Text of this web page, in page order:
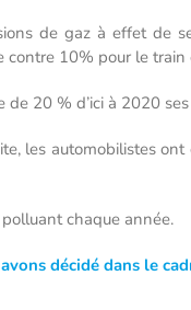
de gaz à effet de
10% pour le train
de 20 % d’ici à 2020
les automobilistes
chaque année.
décidé dans le